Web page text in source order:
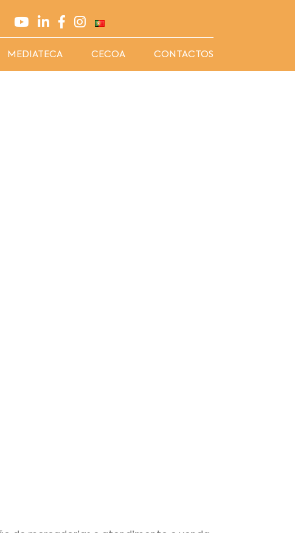
MEDIATECA CECOA CONTACTOS